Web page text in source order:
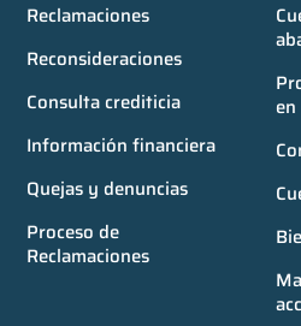
Reclamaciones
Reconsideraciones
Consulta crediticia
Información financiera
Quejas y denuncias
Proceso de
Reclamaciones